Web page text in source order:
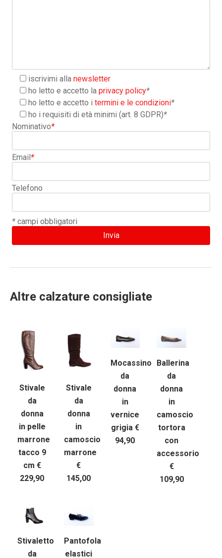
iscrivimi allanewsletter
ho letto e accetto laprivacy policy*
ho letto e accetto itermini e le condizioni*
ho i requisiti di età minimi (art. 8 GDPR)*
Nominativo*
Email*
Telefono
* campi obbligatori
Altre calzature consigliate
Stivale
da
donna
in pelle
marrone
tacco 9
cm €
229,90
Stivale
da
donna
in
camoscio
marrone
€
145,00
Mocassino
da
donna
in
vernice
grigia €
94,90
Ballerina
da
donna
in
camoscio
tortora
con
accessorio
€
109,90
Stivaletto
da
Pantofola
elastici